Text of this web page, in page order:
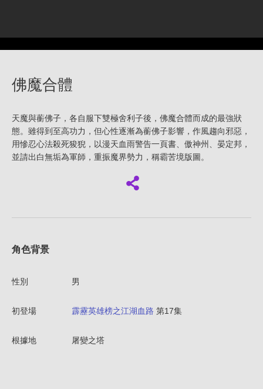
佛魔合體
天魔與蘅佛子，各自服下雙極舍利子後，佛魔合體而成的最強狀
態。雖得到至高功力，但心性逐漸為蘅佛子影響，作風趨向邪惡，
用慘忍心法殺死狻猊，以漫天血雨警告一頁書、傲神州、晏定邦，
並請出白無垢為軍師，重振魔界勢力，稱霸苦境版圖。
角色背景
性別 男
初登場 霹靂英雄榜之江湖血路 第17集
根據地 屠變之塔